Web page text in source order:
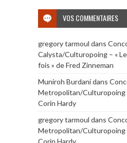
VOS COMMENTAIRES
gregory tarmoul dans
Calysta/Culturopoing – «
fois » de Fred Zinneman
Muniroh Burdanidans
Metropolitan/Culturopoing
Corin Hardy
gregory tarmoul dans
Metropolitan/Culturopoing
Corin Hardy